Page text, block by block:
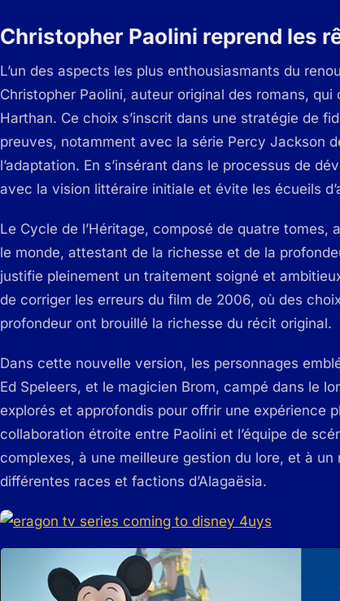
Christopher Paolini reprend les
L’un des aspects les plus enthousiasmants du
Christopher Paolini, auteur original des romans,
Harthan. Ce choix s’inscrit dans une stratégie de
preuves, notamment avec la série Percy Jackson
l’adaptation. En s’insérant dans le processus de
avec la vision littéraire initiale et évite les écueils
Le Cycle de l’Héritage, composé de quatre
le monde, attestant de la richesse et de la
justifie pleinement un traitement soigné et
de corriger les erreurs du film de 2006, où des
profondeur ont brouillé la richesse du récit original.
Dans cette nouvelle version, les personnages
Ed Speleers, et le magicien Brom, campé dans le
explorés et approfondis pour offrir une expérience
collaboration étroite entre Paolini et l’équipe de
complexes, à une meilleure gestion du lore, et à
différentes races et factions d’Alagaësia.